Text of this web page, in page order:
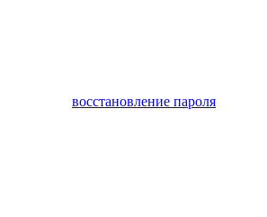
восстановление пароля